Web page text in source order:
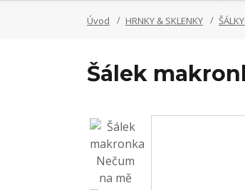
Úvod HRNKY & SKLENKY
Šálek